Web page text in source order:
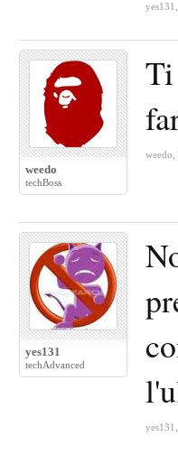
yes131
weedo
techBoss
weedo
yes131
techAdvanced
yes131